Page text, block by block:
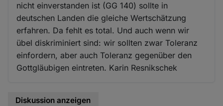
nicht einverstanden ist (GG 140) sollte in
deutschen Landen die gleiche Wertschätzung
erfahren. Da fehlt es total. Und auch wenn wir
übel diskriminiert sind: wir sollten zwar Toleranz
einfordern, aber auch Toleranz gegenüber den
Gottgläubigen eintreten. Karin Resnikschek
Diskussion anzeigen